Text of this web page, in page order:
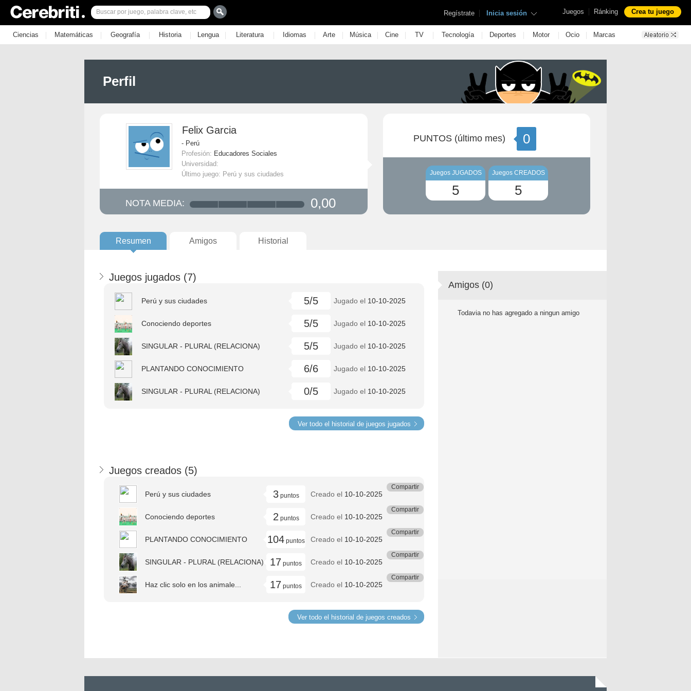
Juegos | Ránking Crea tu juego
Regístrate | Inicia sesión
Ciencias | Matemáticas | Geografía | Historia | Lengua | Literatura | Idiomas | Arte | Música | Cine | TV | Tecnología | Deportes | Motor | Ocio | Marcas
Perfil
Felix Garcia
- Perú
Profesión: Educadores Sociales
Universidad:
Último juego: Perú y sus ciudades
NOTA MEDIA: 0,00
PUNTOS (último mes) 0
Juegos JUGADOS
5
Juegos CREADOS
5
Resumen Amigos Historial
Juegos jugados (7)
Perú y sus ciudades 5/5 Jugado el 10-10-2025
Conociendo deportes 5/5 Jugado el 10-10-2025
SINGULAR - PLURAL (RELACIONA) 5/5 Jugado el 10-10-2025
PLANTANDO CONOCIMIENTO 6/6 Jugado el 10-10-2025
SINGULAR - PLURAL (RELACIONA) 0/5 Jugado el 10-10-2025
Ver todo el historial de juegos jugados
Juegos creados (5)
Perú y sus ciudades 3puntos Creado el 10-10-2025
Compartir
Conociendo deportes 2puntos Creado el 10-10-2025
Compartir
PLANTANDO CONOCIMIENTO 104puntos Creado el 10-10-2025
Compartir
SINGULAR - PLURAL (RELACIONA) 17 puntos Creado el 10-10-2025
Compartir
Haz clic solo en los animale... 17 puntos Creado el 10-10-2025
Compartir
Ver todo el historial de juegos creados
Amigos (0)
Todavia no has agregado a ningun amigo